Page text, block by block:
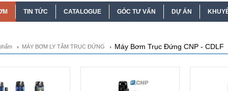
TIN TỨC CATALOGUE GÓC TƯ VẤN DỰ ÁN
MÁY BƠM LY TÂM TRỤC ĐỨNG Máy Bơm Trục Đứng CNP - CDLF